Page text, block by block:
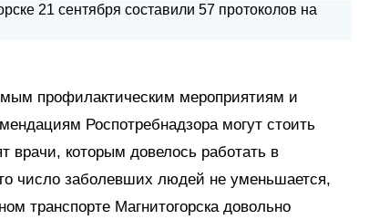
профилактическим мероприятиям и
Роспотребнадзора могут стоить
врачи, которым довелось работать в
число заболевших людей не уменьшается,
транспорте Магнитогорска довольно